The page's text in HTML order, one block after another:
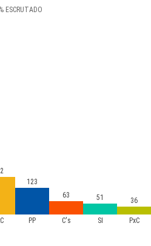
% ESCRUTADO
PP C's SI PxC
123
63
51 36